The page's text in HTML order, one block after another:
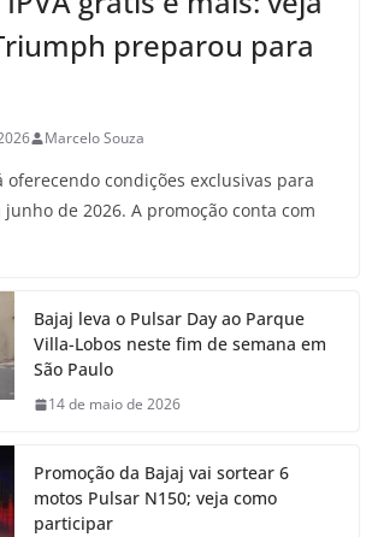
preparou para
Marcelo Souza
oferecendo condições exclusivas para
de 2026. A promoção conta com
Bajaj leva o Pulsar Day ao Parque
Villa-Lobos neste fim de semana em
São Paulo
14 de maio de 2026
Promoção da Bajaj vai sortear 6
motos Pulsar N150; veja como
participar